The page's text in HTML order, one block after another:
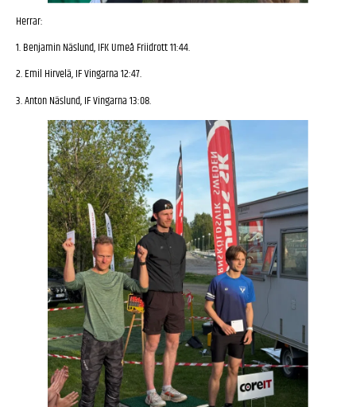
Herrar:
1. Benjamin Näslund, IFK Umeå Friidrott 11:44.
2. Emil Hirvelä, IF Vingarna 12:47.
3. Anton Näslund, IF Vingarna 13:08.